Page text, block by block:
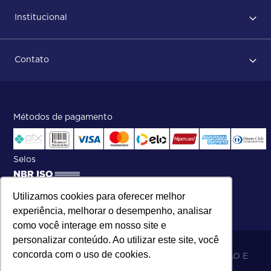
Utilizamos cookies para oferecer melhor
experiência, melhorar o desempenho, analisar
como você interage em nosso site e
personalizar conteúdo. Ao utilizar este site, você
concorda com o uso de cookies.
Após conclusão do pedido
Status do pedido e acompanhamento da entrega
Institucional
ISO
Contato
Central de atendimento:
Telefone:(27) 2121-9000
Segunda a Sexta das 8h às 17h30
Métodos de pagamento
Selos
06.698.001/0002-19 - MB 5 COMÉRCIO IMPORTAÇÃO E